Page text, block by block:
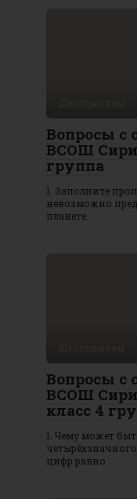
Вопросы с
ВСОШ
группа
1. Заполните
невозможно
планете.
Вопросы с
ВСОШ
класс 4
1. Чему может
цифр равно